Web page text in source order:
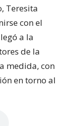
Teresita
con el
a la
de la
medida, con
en torno al